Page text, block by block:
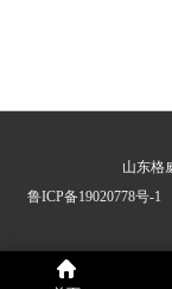
山东格
鲁ICP备19020778号-1